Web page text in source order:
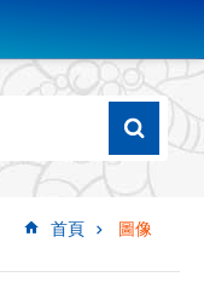
首頁 圖像